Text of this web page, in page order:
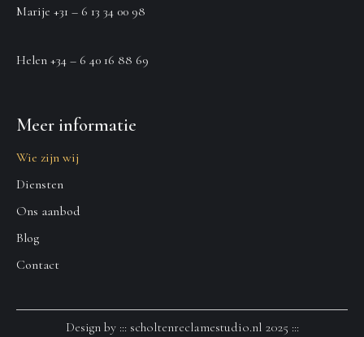
Marije +31 – 6 13 34 00 98
Helen +34 – 6 40 16 88 69
Meer informatie
Wie zijn wij
Diensten
Ons aanbod
Blog
Contact
Design by ::: scholtenreclamestudio.nl 2025 :::